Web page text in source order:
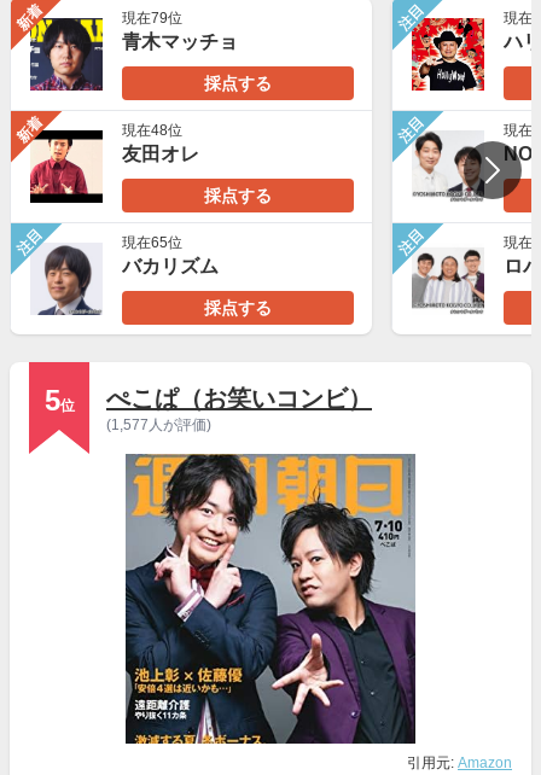
新着 現在79位
青木マッチョ
採点する
新着 現在48位
友田オレ
採点する
注目 現在65位
バカリズム
採点する
注目 現在
ハ
注目 現在
注目 現在
5位 ぺこぱ（お笑いコンビ）
(1,577人が評価)
引用元: Amazon